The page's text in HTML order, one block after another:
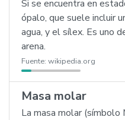
Si se encuentra en
ópalo, que suele incluir
agua, y el sílex. Es uno
arena.
Fuente: wikipedia.org
Masa molar
La masa molar (símbolo